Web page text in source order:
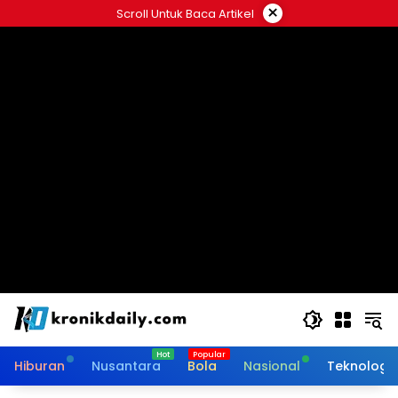
ke
Scroll Untuk Baca Artikel ×
Hiburan Nusantara Bola Nasional Teknologi